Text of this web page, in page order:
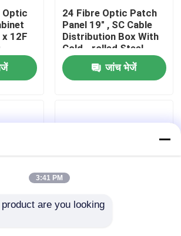
Optic
12F
24 Fibre Optic Patch
Panel 19" , SC Cable
Distribution Box With
Cold - rolled Steel
Material
जांच भेजें
माउंट
3:41 PM
are you looking